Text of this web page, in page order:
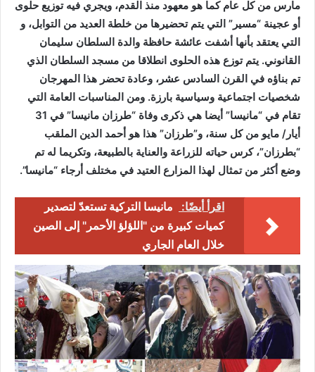
مارس من كل عام كما هو معهود منذ القدم، ويجري فيه توزيع حلوى
أو عجينة “مسير” التي يتم تحضيرها من خلطة العديد من التوابل، و
التي يعتقد بأنها أشفت عائشة حافظة والدة السلطان سليمان
القانوني. يتم توزع هذه الحلوى انطلاقا من مسجد السلطان الذي
تم بناؤه في القرن السادس عشر، وعادة تحضر هذا المهرجان
شخصيات اجتماعية وسياسية بارزة. ومن المناسبات العامة التي
تقام في “مانيسا” أيضا هي ذكرى وفاة “طرزان مانيسا” في 31
أيار/ مايو من كل سنة، و”طرزان” هذا هو أحمد الدين الملقب
“بطرزان”، كرس حياته للزراعة والعناية بالطبيعة، وتكريما له تم
وضع أكثر من تمثال لهذا المزارع العتيد في مختلف أرجاء “مانيسا”.
اقرأ أيضًا:
مانيسا التركية تستعدّ لتصدير
كميات كبيرة من "اللؤلؤ الأحمر" إلى الصين
خلال العام الجاري